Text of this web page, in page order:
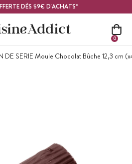
DÈS 59€ D'ACHATS*
0
DE SERIE Moule Chocolat Bûche 12,3 cm